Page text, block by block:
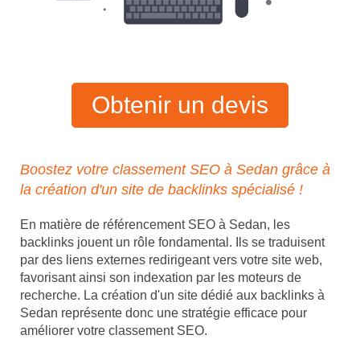
Obtenir un devis
Boostez votre classement SEO à Sedan grâce à
la création d'un site de backlinks spécialisé !
En matière de référencement SEO à Sedan, les
backlinks jouent un rôle fondamental. Ils se traduisent
par des liens externes redirigeant vers votre site web,
favorisant ainsi son indexation par les moteurs de
recherche. La création d'un site dédié aux backlinks à
Sedan représente donc une stratégie efficace pour
améliorer votre classement SEO.